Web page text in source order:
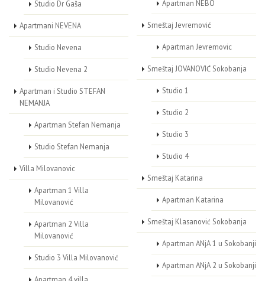
Studio Dr Gaša
Apartmani NEVENA
Studio Nevena
Studio Nevena 2
Apartman i Studio STEFAN
NEMANJA
Apartman Stefan Nemanja
Studio Stefan Nemanja
Villa Milovanovic
Apartman 1 Villa
Milovanović
Apartman 2 Villa
Milovanović
Studio 3 Villa Milovanović
Apartman NEBO
Smeštaj Jevremović
Apartman Jevremovic
Smeštaj JOVANOVIĆ Sokobanja
Studio 1
Studio 2
Studio 3
Studio 4
Smeštaj Katarina
Apartman Katarina
Smeštaj Klasanović Sokobanja
Apartman ANjA 1 u Sokobanji
Apartman ANjA 2 u Sokobanji